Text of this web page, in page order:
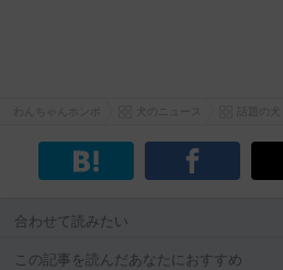
合わせて読みたい
この記事を読んだあなたにおすすめ